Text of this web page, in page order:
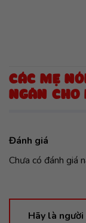
CÁC MẸ
NGĂN CHO
Đánh giá
Chưa có đánh giá
Hãy là